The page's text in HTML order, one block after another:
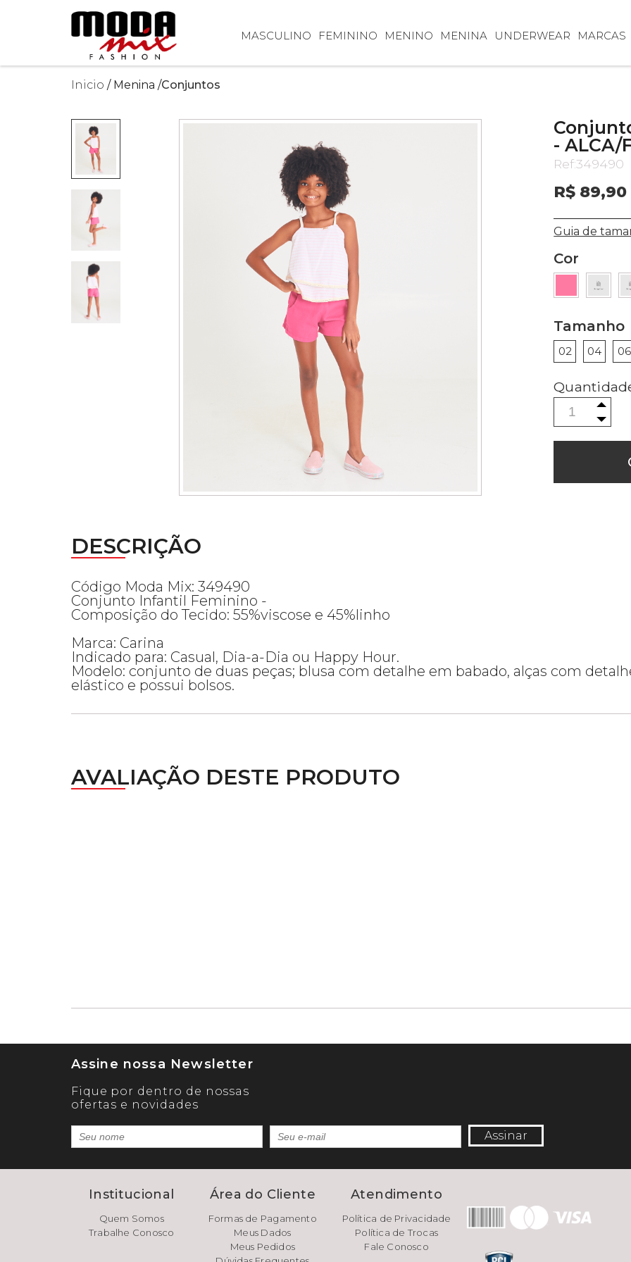
MARCAS
MASCULINO FEMININO MENINO MENINA UNDERWEAR
Inicio Menina Conjuntos
- ALCA/
Ref:349490
R$ 89,90
Guia de
Cor
Tamanho
02 04 06
DESCRIÇÃO
Código Moda Mix: 349490
Conjunto Infantil Feminino -
Composição do Tecido: 55%viscose e 45%linho
Marca: Carina
Indicado para: Casual, Dia-a-Dia ou Happy Hour.
Modelo: conjunto de duas peças; blusa com detalhe em babado, alças com
elástico e possui bolsos.
AVALIAÇÃO DESTE PRODUTO
Assine nossa Newsletter
Fique por dentro de nossas
ofertas e novidades
Assinar
Institucional
Quem Somos
Trabalhe Conosco
Área do Cliente
Formas de Pagamento
Meus Dados
Meus Pedidos
Atendimento
Política de Privacidade
Política de Trocas
Fale Conosco